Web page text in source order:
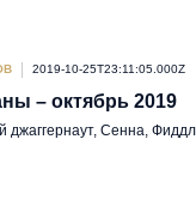
2019-10-25T23:11:05.000Z
– октябрь 2019
джаггернаут, Сенна,